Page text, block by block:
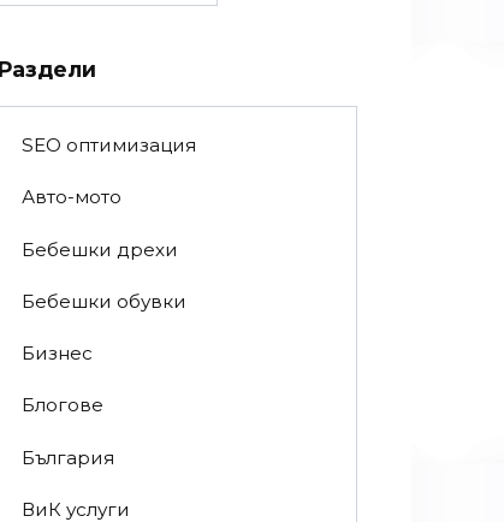
Раздели
SEO оптимизация
Авто-мото
Бебешки дрехи
Бебешки обувки
Бизнес
Блогове
България
ВиК услуги